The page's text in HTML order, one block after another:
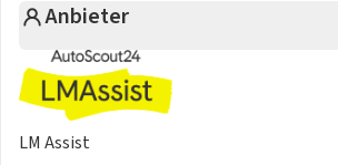
* Steuerung Ausstattung
* Steuerung Bauteilesatz und Bauvorschrift
* Steuerung Drehmoment
* Steuerung Essence
* Steuerung Fahrwerk
Anbieter
LM Assist